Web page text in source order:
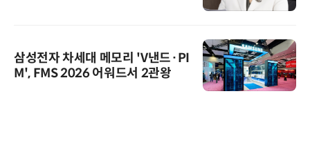
삼성전자 차세대 메모리 'V낸드·PI
M', FMS 2026 어워드서 2관왕